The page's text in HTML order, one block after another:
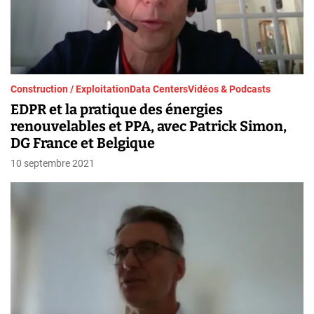
Construction / ExploitationData CentersVidéos & Podcasts
EDPR et la pratique des énergies
renouvelables et PPA, avec Patrick Simon,
DG France et Belgique
10 septembre 2021